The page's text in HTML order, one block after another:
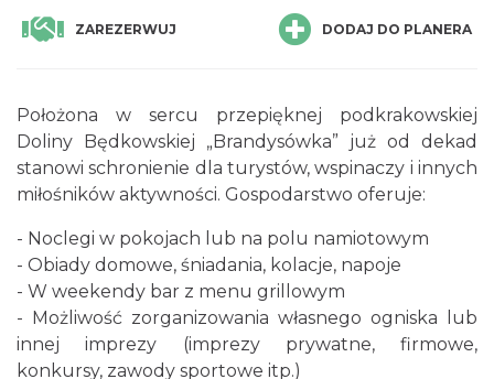
ZAREZERWUJ DODAJ DO PLANERA
Położona w sercu przepięknej podkrakowskiej
Doliny Będkowskiej „Brandysówka” już od dekad
stanowi schronienie dla turystów, wspinaczy i innych
miłośników aktywności. Gospodarstwo oferuje:
- Noclegi w pokojach lub na polu namiotowym
- Obiady domowe, śniadania, kolacje, napoje
- W weekendy bar z menu grillowym
- Możliwość zorganizowania własnego ogniska lub
innej imprezy (imprezy prywatne, firmowe,
konkursy, zawody sportowe itp.)